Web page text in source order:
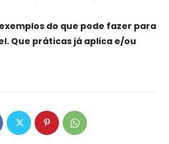
do que pode fazer para
Que práticas já aplica e/ou